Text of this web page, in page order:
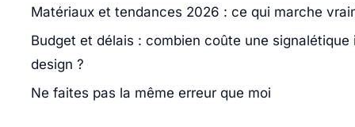
Matériaux et tendances 2026 : ce qui marche
Budget et délais : combien coûte une signalétique
design ?
Ne faites pas la même erreur que moi